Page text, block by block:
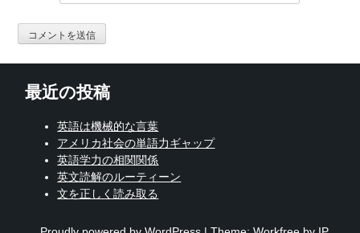
最近の投稿
英語は機械的な言葉
アメリカ社会の単語力ギャップ
英語学力の相関関係
英文読解のルーティーン
文を正しく読み取る